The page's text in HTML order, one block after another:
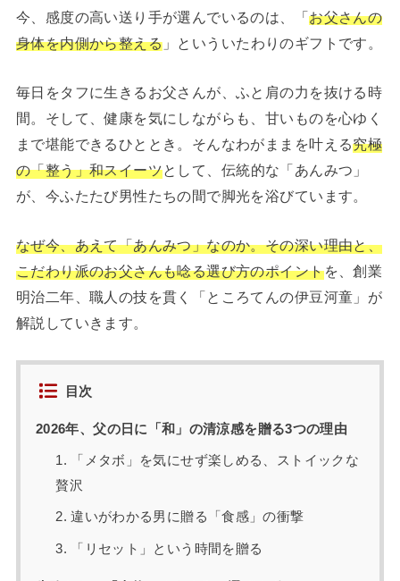
今、感度の高い送り手が選んでいるのは、「お父さんの
身体を内側から整える 」といういたわりのギフトです。
毎日をタフに生きるお父さんが、ふと肩の力を抜ける時
間。そして、健康を気にしながらも、甘いものを心ゆく
まで堪能できるひととき。そんなわがままを叶える究極
の「整う」和スイーツとして、伝統的な「あんみつ」
が、今ふたたび男性たちの間で脚光を浴びています。
なぜ今、あえて「あんみつ」なのか。その深い理由と、
こだわり派のお父さんも唸る選び方のポイントを、創業
明治二年、職人の技を貫く「ところてんの伊豆河童」が
解説していきます。
目次
2026年、父の日に「和」の清涼感を贈る3つの理由
1. 「メタボ」を気にせず楽しめる、ストイックな
贅沢
2. 違いがわかる男に贈る「食感」の衝撃
3. 「リセット」という時間を贈る